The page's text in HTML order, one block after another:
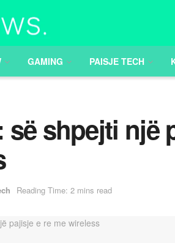
GAMING PAISJE TECH
shpejti një
Reading Time: 2 mins read